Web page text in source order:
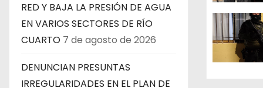
RED Y BAJA LA PRESIÓN DE AGUA
EN VARIOS SECTORES DE RÍO
CUARTO 7 de agosto de 2026
DENUNCIAN PRESUNTAS
IRREGULARIDADES EN EL PLAN DE
d
e
e